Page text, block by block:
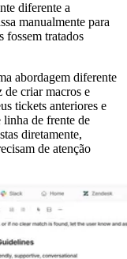
diferente a
manualmente para
fossem tratados
abordagem diferente
de criar macros e
tickets anteriores e
linha de frente de
diretamente,
de atenção